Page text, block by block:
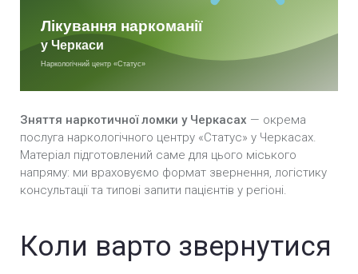
Лікування наркоманії в стаціонарі у Черкасах
Методи лікування наркотичної залежності у
Черкасах
Зняття ломки УБОД у Черкасах
Зняття наркотичної ломки вдома у Черкасах
Імплантація Продетоксон у Черкасах
Зняття наркотичної ломки у Черкасах — окрема
послуга наркологічного центру «Статус» у Черкасах.
Матеріал підготовлений саме для цього міського
напряму: ми враховуємо формат звернення, логістику
консультації та типові запити пацієнтів у регіоні.
Коли варто звернутися